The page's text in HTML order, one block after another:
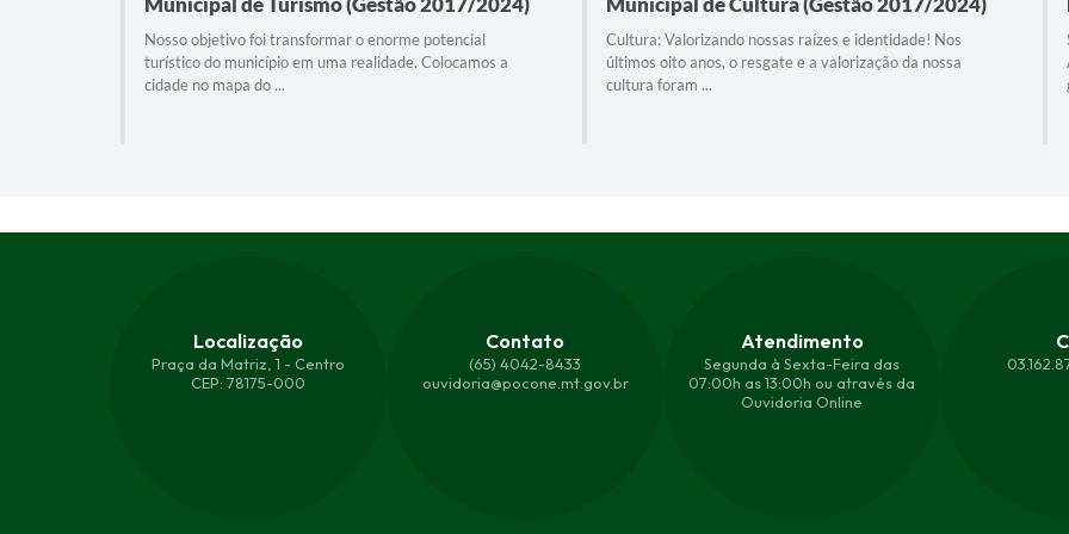
Nosso objetivo foi transformar o enorme potencial
turístico do município em uma realidade. Colocamos a
cidade no mapa do ...
Cultura: Valorizando nossas raízes e identidade! Nos
últimos oito anos, o resgate e a valorização da nossa
cultura foram ...
Localização
Praça da Matriz, 1 - Centro
CEP: 78175-000
Contato
(65) 4042-8433
ouvidoria@pocone.mt.gov.br
Atendimento
Segunda à Sexta-Feira das
07:00h as 13:00h ou através da
Ouvidoria Online